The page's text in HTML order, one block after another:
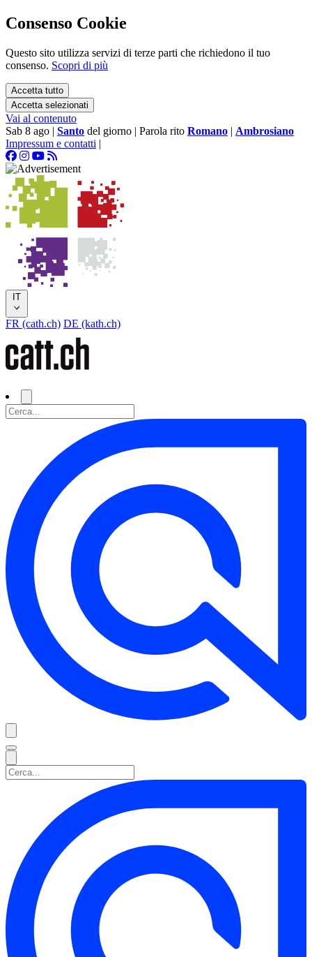
Consenso Cookie
Questo sito utilizza servizi di terze parti che richiedono il tuo
consenso. Scopri di più
Accetta tutto
Accetta selezionati
Vai al contenuto
Sab 8 ago | Santo del giorno | Parola rito Romano | Ambrosiano
Impressum e contatti |
IT
FR (cath.ch) DE (kath.ch)